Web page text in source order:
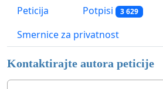
Peticija Potpisi 3 629
Smernice za privatnost
Kontaktirajte autora peticije